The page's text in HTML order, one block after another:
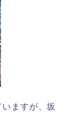
ますが、坂